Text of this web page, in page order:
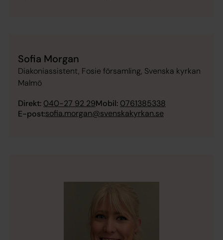
Sofia Morgan
Diakoniassistent, Fosie församling, Svenska kyrkan
Malmö
Direkt: 040-27 92 29Mobil: 0761385338
E-post:sofia.morgan@svenskakyrkan.se